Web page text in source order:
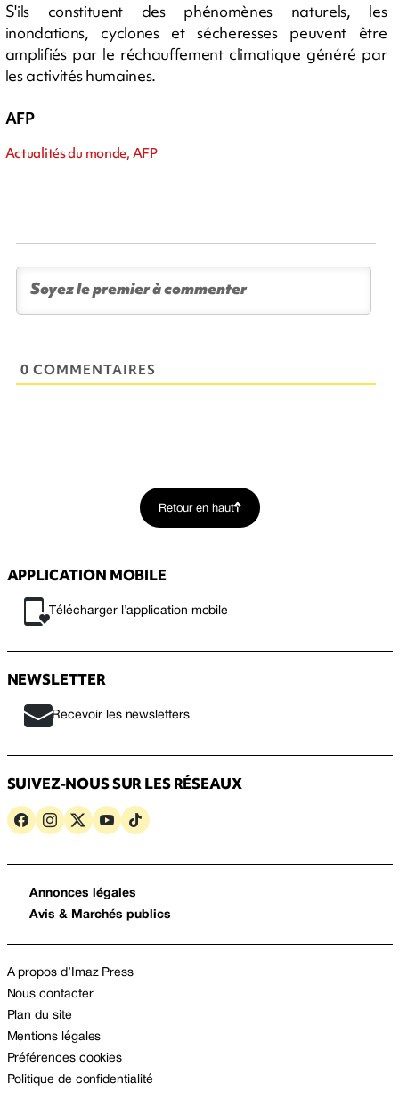
S'ils constituent des phénomènes naturels, les
inondations, cyclones et sécheresses peuvent être
amplifiés par le réchauffement climatique généré par
les activités humaines.
AFP
Actualités du monde, AFP
0 COMMENTAIRES
Retour en haut
APPLICATION MOBILE
Télécharger l’application mobile
NEWSLETTER
Recevoir les newsletters
SUIVEZ-NOUS SUR LES RÉSEAUX
Annonces légales
Avis & Marchés publics
A propos d’Imaz Press
Nous contacter
Plan du site
Mentions légales
Préférences cookies
Politique de confidentialité